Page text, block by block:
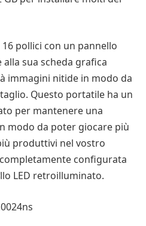
pollici con un pannello
sua scheda grafica
immagini nitide in modo da
Questo portatile ha un
per mantenere una
modo da poter giocare più
produttivi nel vostro
configurata
LED retroilluminato.